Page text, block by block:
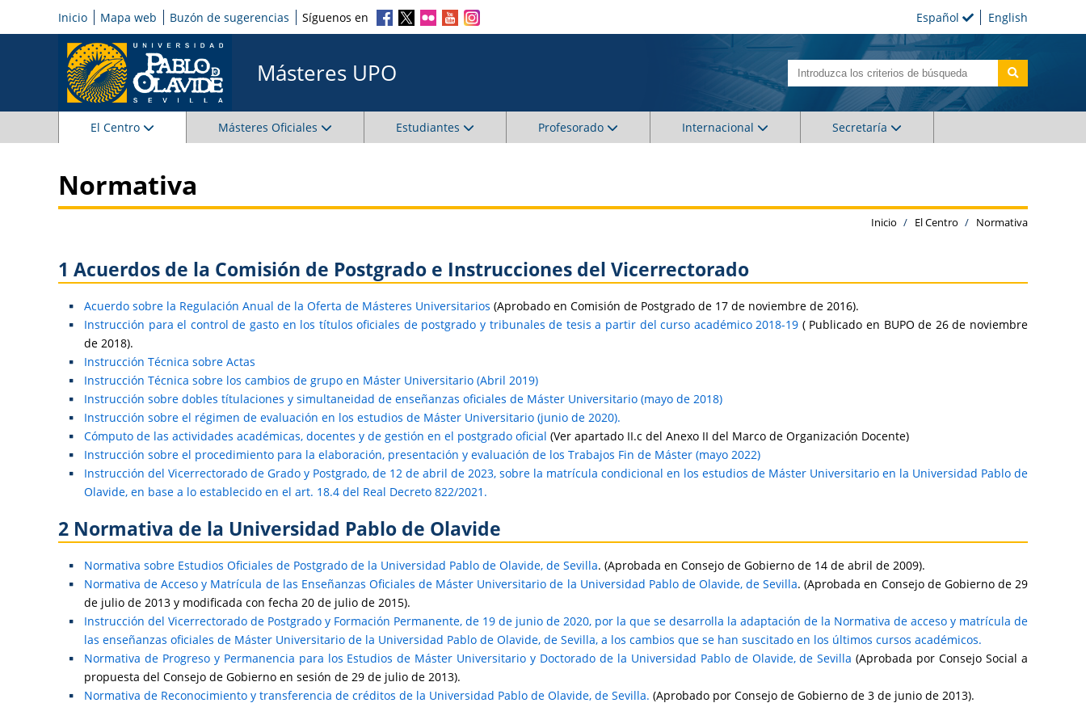
Inicio Mapa web Buzón de sugerencias Síguenos en English
Español
Másteres UPO
El Centro Másteres Oficiales Estudiantes Profesorado Internacional Secretaría
Normativa
Inicio El Centro Normativa
1 Acuerdos de la Comisión de Postgrado e Instrucciones del Vicerrectorado
Acuerdo sobre la Regulación Anual de la Oferta de Másteres Universitarios (Aprobado en Comisión de Postgrado de 17 de noviembre de 2016).
Instrucción para el control de gasto en los títulos oficiales de postgrado y tribunales de tesis a partir del curso académico 2018-19 ( Publicado en BUPO de 26 de noviembre
de 2018).
Instrucción Técnica sobre Actas
Instrucción Técnica sobre los cambios de grupo en Máster Universitario (Abril 2019)
Instrucción sobre dobles títulaciones y simultaneidad de enseñanzas oficiales de Máster Universitario (mayo de 2018)
Instrucción sobre el régimen de evaluación en los estudios de Máster Universitario (junio de 2020).
Cómputo de las actividades académicas, docentes y de gestión en el postgrado oficial (Ver apartado II.c del Anexo II del Marco de Organización Docente)
Instrucción sobre el procedimiento para la elaboración, presentación y evaluación de los Trabajos Fin de Máster (mayo 2022)
Instrucción del Vicerrectorado de Grado y Postgrado, de 12 de abril de 2023, sobre la matrícula condicional en los estudios de Máster Universitario en la Universidad Pablo de
Olavide, en base a lo establecido en el art. 18.4 del Real Decreto 822/2021.
2 Normativa de la Universidad Pablo de Olavide
Normativa sobre Estudios Oficiales de Postgrado de la Universidad Pablo de Olavide, de Sevilla. (Aprobada en Consejo de Gobierno de 14 de abril de 2009).
Normativa de Acceso y Matrícula de las Enseñanzas Oficiales de Máster Universitario de la Universidad Pablo de Olavide, de Sevilla. (Aprobada en Consejo de Gobierno de 29
de julio de 2013 y modificada con fecha 20 de julio de 2015).
Instrucción del Vicerrectorado de Postgrado y Formación Permanente, de 19 de junio de 2020, por la que se desarrolla la adaptación de la Normativa de acceso y matrícula de
las enseñanzas oficiales de Máster Universitario de la Universidad Pablo de Olavide, de Sevilla, a los cambios que se han suscitado en los últimos cursos académicos.
Normativa de Progreso y Permanencia para los Estudios de Máster Universitario y Doctorado de la Universidad Pablo de Olavide, de Sevilla (Aprobada por Consejo Social a
propuesta del Consejo de Gobierno en sesión de 29 de julio de 2013).
Normativa de Reconocimiento y transferencia de créditos de la Universidad Pablo de Olavide, de Sevilla. (Aprobado por Consejo de Gobierno de 3 de junio de 2013).